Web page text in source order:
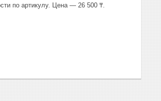
по артикулу. Цена — 26 500 ₸.